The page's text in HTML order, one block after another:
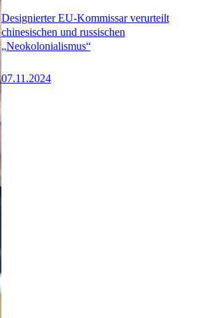
Designierter EU-Kommissar verurteilt
chinesischen und russischen
„Neokolonialismus“
07.11.2024